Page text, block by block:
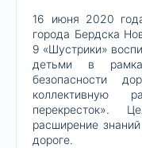
16 июня 2020
города Бердска
9 «Шустрики»
детьми в
безопасности
перекресток».
расширение
дороге.